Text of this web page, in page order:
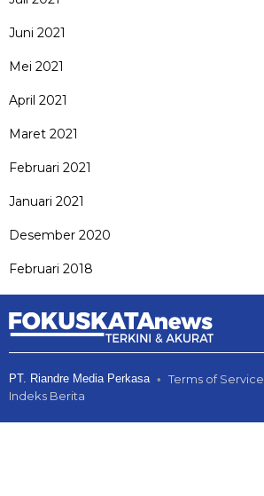
Juni 2021
Mei 2021
April 2021
Maret 2021
Februari 2021
Januari 2021
Desember 2020
Februari 2018
PT. Riandre Media Perkasa Terms of Service
Indeks Berita